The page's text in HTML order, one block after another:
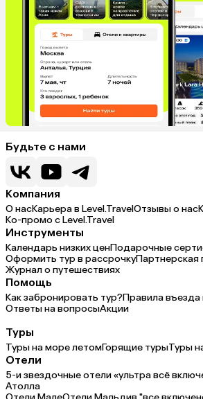
Будьте с нами
Компания
О насКарьера в Level.TravelОтзывы о нас
Ко-промо с Level.Travel
Инструменты
Календарь низких ценПодарочные
Оформить тур в рассрочкуПартнерская
Журнал о путешествиях
Помощь
Как забронировать тур?Правила въезда
Ответы на вопросыАкции
Туры
Туры на море летомГорящие турыТуры
Отели
5-и звездочные отели «ультра всё
Атолла